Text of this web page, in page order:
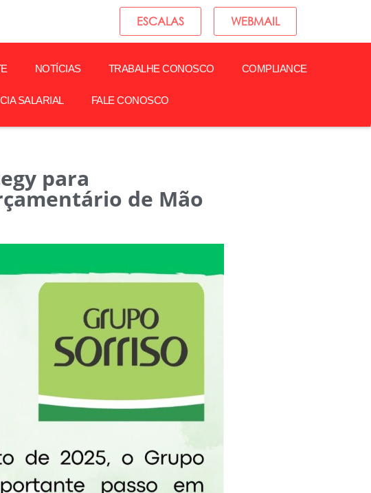
ESCALAS WEBMAIL
NOTÍCIAS TRABALHE CONOSCO COMPLIANCE
SALARIAL FALE CONOSCO
para
de Mão